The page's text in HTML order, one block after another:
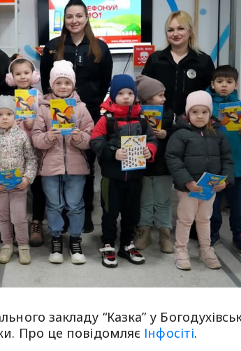
закладу “Казка” у
Про це повідомляє Інфосіті.